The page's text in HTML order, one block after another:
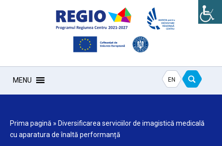
MENU EN
Prima pagină » Diversificarea serviciilor de imagistică medicală
cu aparatura de înaltă performanță